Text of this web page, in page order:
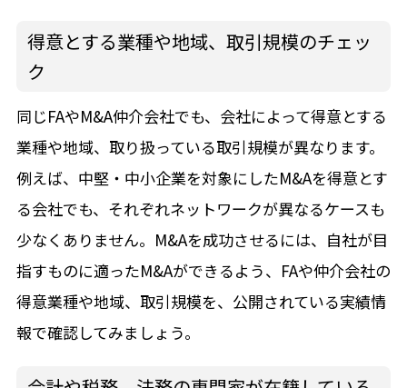
得意とする業種や地域、取引規模のチェッ
ク
同じFAやM&A仲介会社でも、会社によって得意とする
業種や地域、取り扱っている取引規模が異なります。
例えば、中堅・中小企業を対象にしたM&Aを得意とす
る会社でも、それぞれネットワークが異なるケースも
少なくありません。M&Aを成功させるには、自社が目
指すものに適ったM&Aができるよう、FAや仲介会社の
得意業種や地域、取引規模を、公開されている実績情
報で確認してみましょう。